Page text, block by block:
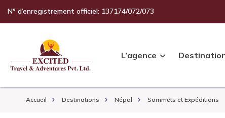
N° d’enregistrement officiel: 137174/072/073
L’agence
Accueil Destinations Népal Sommets et Expéditions